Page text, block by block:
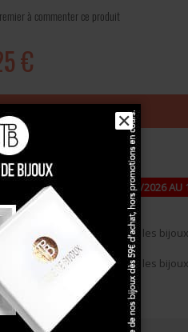
à commenter ce produit
€
: FERMETURE DU 24/07/2026
49 €, CODE : ÉTÉ10
à partir du 17/08/2026 pour les
à partir du 27/08/2026pour les
jaune),
✕